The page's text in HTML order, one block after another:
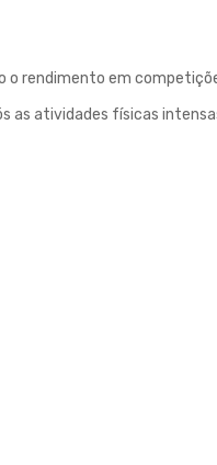
o rendimento em
as atividades físicas